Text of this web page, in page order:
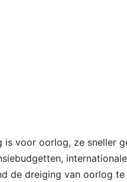
voor oorlog, ze sneller
de dreiging van oorlog